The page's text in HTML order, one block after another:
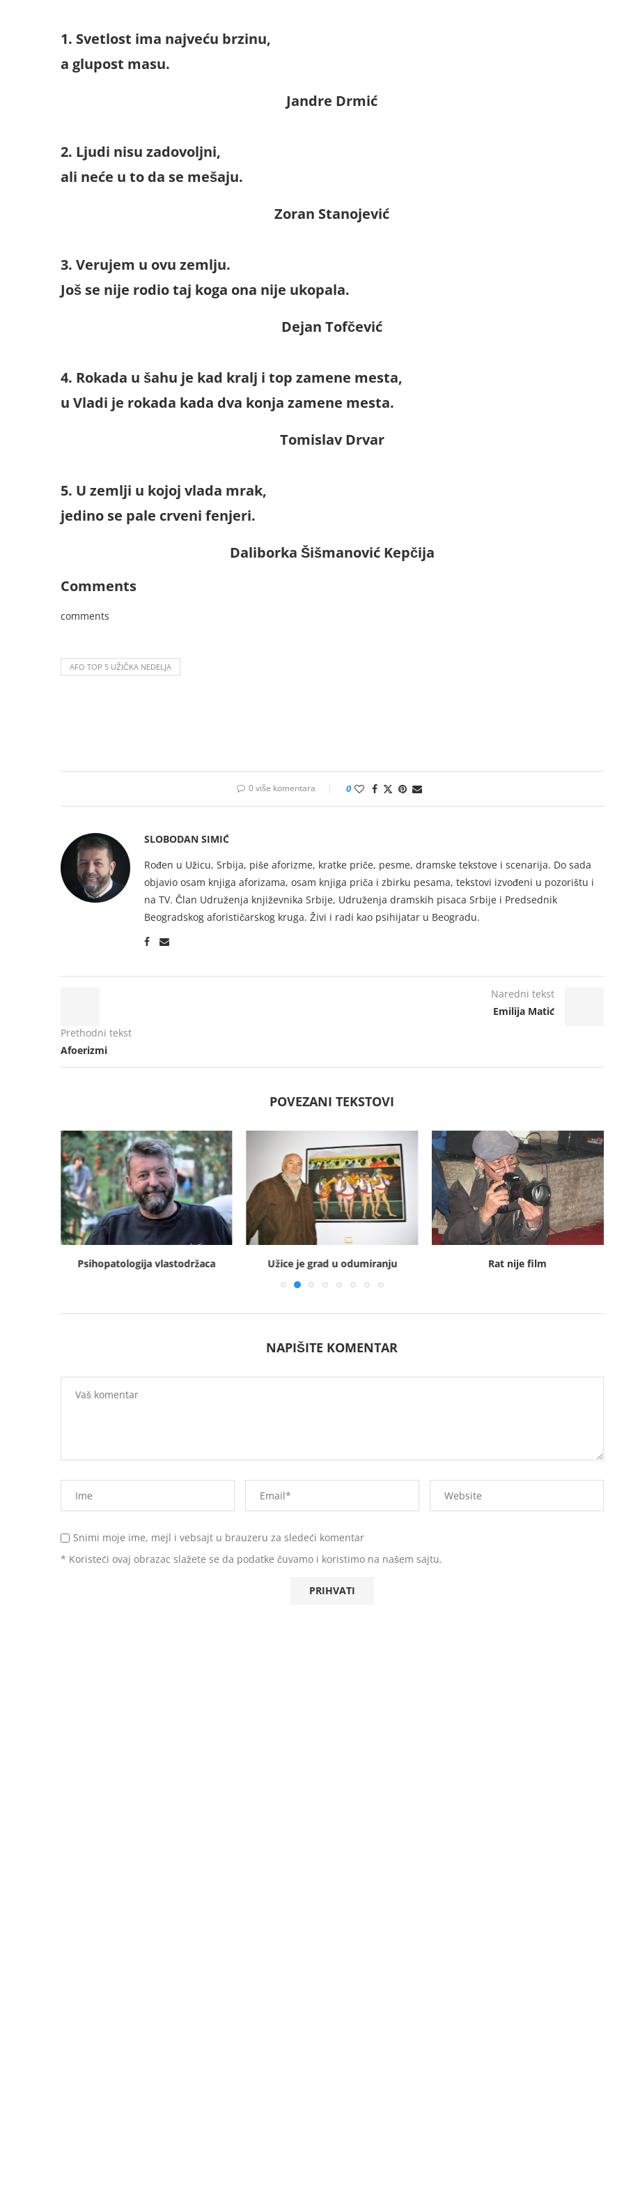
1. Svetlost ima najveću brzinu,
a glupost masu.
Jandre Drmić
2. Ljudi nisu zadovoljni,
ali neće u to da se mešaju.
Zoran Stanojević
3. Verujem u ovu zemlju.
Još se nije rodio taj koga ona nije ukopala.
Dejan Tofčević
4. Rokada u šahu je kad kralj i top zamene mesta,
u Vladi je rokada kada dva konja zamene mesta.
Tomislav Drvar
5. U zemlji u kojoj vlada mrak,
jedino se pale crveni fenjeri.
Daliborka Šišmanović Kepčija
Comments
comments
AFO TOP 5 UŽIČKA NEDELJA
0 više komentara 0
SLOBODAN SIMIĆ
Rođen u Užicu, Srbija, piše aforizme, kratke priče, pesme, dramske tekstove i scenarija. Do sada
objavio osam knjiga aforizama, osam knjiga priča i zbirku pesama, tekstovi izvođeni u pozorištu i
na TV. Član Udruženja književnika Srbije, Udruženja dramskih pisaca Srbije i Predsednik
Beogradskog aforističarskog kruga. Živi i radi kao psihijatar u Beogradu.
Prethodni tekst
Afoerizmi
Naredni tekst
Emilija Matić
POVEZANI TEKSTOVI
Psihopatologija vlastodržaca Užice je grad u odumiranju Rat nije film
NAPIŠITE KOMENTAR
Snimi moje ime, mejl i vebsajt u brauzeru za sledeći komentar
* Koristeći ovaj obrazac slažete se da podatke čuvamo i koristimo na našem sajtu.